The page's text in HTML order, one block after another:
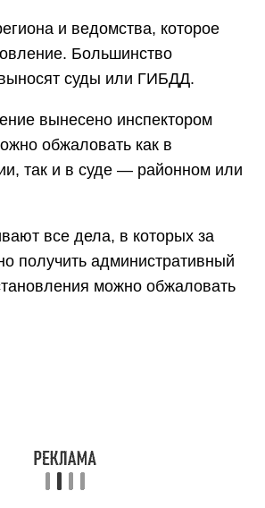
и ведомства, которое
Большинство
суды или ГИБДД.
вынесено инспектором
обжаловать как в
так и в суде — районном или
все дела, в которых за
получить административный
можно обжаловать